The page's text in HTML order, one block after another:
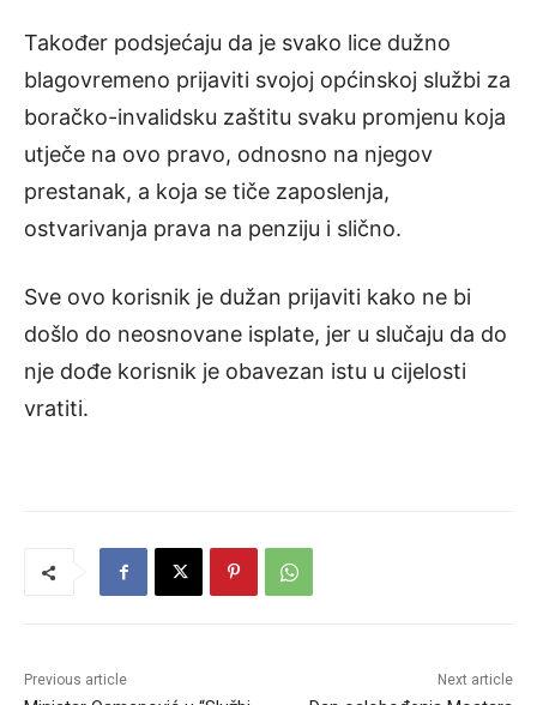
Također podsjećaju da je svako lice dužno
blagovremeno prijaviti svojoj općinskoj službi za
boračko-invalidsku zaštitu svaku promjenu koja
utječe na ovo pravo, odnosno na njegov
prestanak, a koja se tiče zaposlenja,
ostvarivanja prava na penziju i slično.
Sve ovo korisnik je dužan prijaviti kako ne bi
došlo do neosnovane isplate, jer u slučaju da do
nje dođe korisnik je obavezan istu u cijelosti
vratiti.
Previous article Next article